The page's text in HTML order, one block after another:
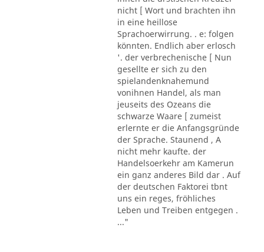
nicht [ Wort und brachten ihn
in eine heillose
Sprachoerwirrung. . e: folgen
könnten. Endlich aber erlosch
'. der verbrechenische [ Nun
gesellte er sich zu den
spielandenknahemund
vonihnen Handel, als man
jeuseits des Ozeans die
schwarze Waare [ zumeist
erlernte er die Anfangsgründe
der Sprache. Staunend , A
nicht mehr kaufte. der
Handelsoerkehr am Kamerun
ein ganz anderes Bild dar . Auf
der deutschen Faktorei tbnt
uns ein reges, fröhliches
Leben und Treiben entgegen .
..."